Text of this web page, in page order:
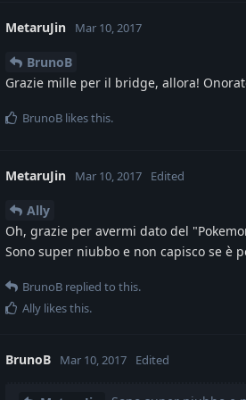
MetaruJin Mar 10, 2017
BrunoB
Grazie mille per il bridge, allora!
BrunoB likes this.
MetaruJin Mar 10, 2017 Edited
Ally
Oh, grazie per avermi dato del
Sono super niubbo e non capisco se è
BrunoB replied to this.
Ally likes this.
BrunoB Mar 10, 2017 Edited